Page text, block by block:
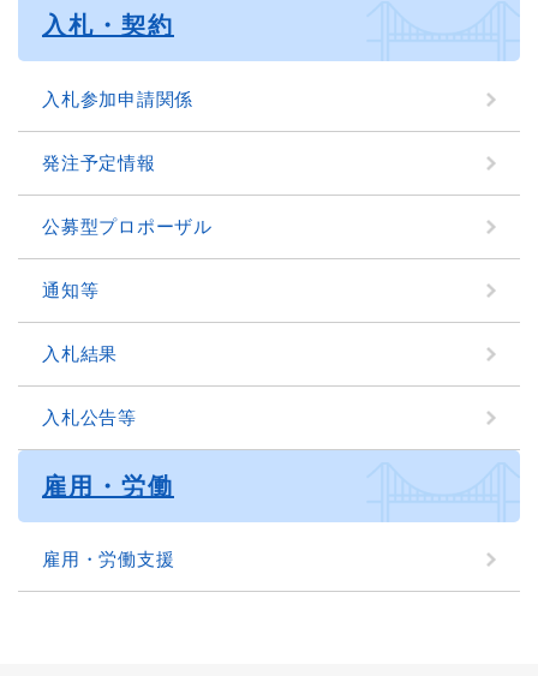
入札・契約
入札参加申請関係
発注予定情報
公募型プロポーザル
通知等
入札結果
入札公告等
雇用・労働
雇用・労働支援